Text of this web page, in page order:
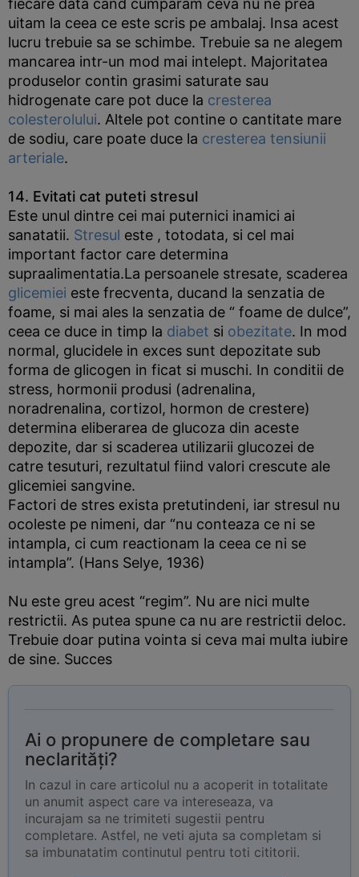
fiecare data cand cumparam ceva nu ne prea
uitam la ceea ce este scris pe ambalaj. Insa acest
lucru trebuie sa se schimbe. Trebuie sa ne alegem
mancarea intr-un mod mai intelept. Majoritatea
produselor contin grasimi saturate sau
hidrogenate care pot duce la cresterea
colesterolului. Altele pot contine o cantitate mare
de sodiu, care poate duce la cresterea tensiunii
arteriale.
14. Evitati cat puteti stresul
Este unul dintre cei mai puternici inamici ai
sanatatii. Stresul este , totodata, si cel mai
important factor care determina
supraalimentatia.La persoanele stresate, scaderea
glicemiei este frecventa, ducand la senzatia de
foame, si mai ales la senzatia de “ foame de dulce”,
ceea ce duce in timp la diabet si obezitate. In mod
normal, glucidele in exces sunt depozitate sub
forma de glicogen in ficat si muschi. In conditii de
stress, hormonii produsi (adrenalina,
noradrenalina, cortizol, hormon de crestere)
determina eliberarea de glucoza din aceste
depozite, dar si scaderea utilizarii glucozei de
catre tesuturi, rezultatul fiind valori crescute ale
glicemiei sangvine.
Factori de stres exista pretutindeni, iar stresul nu
ocoleste pe nimeni, dar “nu conteaza ce ni se
intampla, ci cum reactionam la ceea ce ni se
intampla”. (Hans Selye, 1936)
Nu este greu acest “regim”. Nu are nici multe
restrictii. As putea spune ca nu are restrictii deloc.
Trebuie doar putina vointa si ceva mai multa iubire
de sine. Succes
Ai o propunere de completare sau
neclarități?
In cazul in care articolul nu a acoperit in totalitate
un anumit aspect care va intereseaza, va
incurajam sa ne trimiteti sugestii pentru
completare. Astfel, ne veti ajuta sa completam si
sa imbunatatim continutul pentru toti cititorii.